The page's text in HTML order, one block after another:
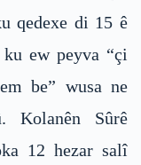
qedexe di 15 ê
ew peyva “çi
be” wusa ne
Kolanên Sûrê
12 hezar salî